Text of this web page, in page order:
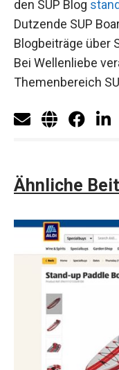
den SUP Blog
Dutzende SUP
Blogbeiträge über
Bei Wellenliebe
Themenbereich
Ähnliche